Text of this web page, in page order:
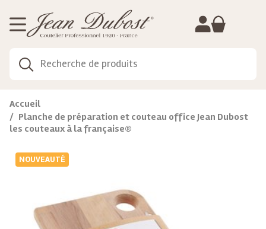
Accueil
Planche de préparation et couteau office Jean Dubost
les couteaux à la française®
NOUVEAUTÉ
Gestion de vos préférences sur les cookies